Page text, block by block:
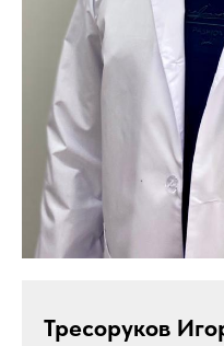
Тресоруков